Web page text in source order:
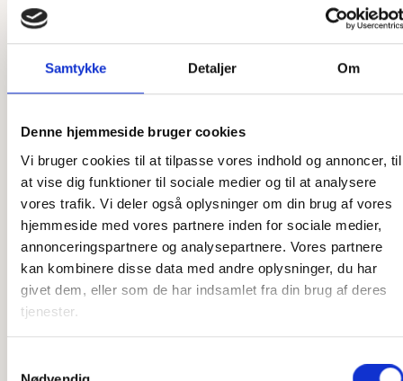
Samtykke Detaljer Om
Denne hjemmeside bruger cookies
Vi bruger cookies til at tilpasse vores indhold og annoncer, til
at vise dig funktioner til sociale medier og til at analysere
vores trafik. Vi deler også oplysninger om din brug af vores
hjemmeside med vores partnere inden for sociale medier,
annonceringspartnere og analysepartnere. Vores partnere
kan kombinere disse data med andre oplysninger, du har
givet dem, eller som de har indsamlet fra din brug af deres
tjenester.
ønske
Som et dansk producerende firma har vi en unik mulighed
Uanset om det er en ekstra ø, du ønsker, en ekstra by
Vores designere står klar til at høre, hvad du ønsker, og
vores snedkere står klar til at lave det efter dine tanker. Vi
har stor erfaring med at producere speciallavede produkter,
så har du en sjov idé, som du gerne vil have gjort til
virkelighed, er du kommet til det rette sted. Der er ikke
meget, som ikke er muligt, og det er kun fantasien, der
sætter grænser.
hjælpe der. Vi har mange års erfaring med produktion af